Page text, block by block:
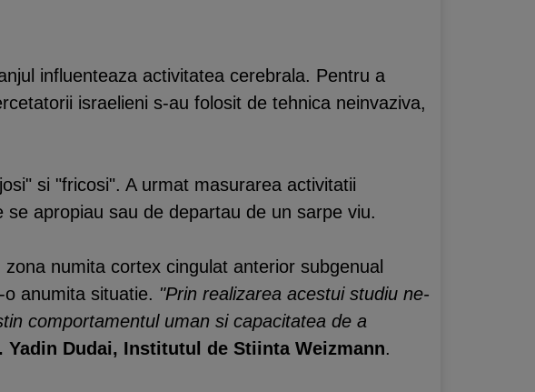
influenteaza activitatea cerebrala. Pentru a
israelieni s-au folosit de tehnica neinvaziva,
si "fricosi". A urmat masurarea activitatii
apropiau sau de departau de un sarpe viu.
numita cortex cingulat anterior subgenual
anumita situatie. "Prin realizarea acestui studiu ne-
comportamentul uman si capacitatea de a
Yadin Dudai, Institutul de Stiinta Weizmann.